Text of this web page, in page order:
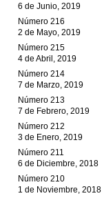
6 de Junio, 2019
Número 216
2 de Mayo, 2019
Número 215
4 de Abril, 2019
Número 214
7 de Marzo, 2019
Número 213
7 de Febrero, 2019
Número 212
3 de Enero, 2019
Número 211
6 de Diciembre, 2018
Número 210
1 de Noviembre, 2018